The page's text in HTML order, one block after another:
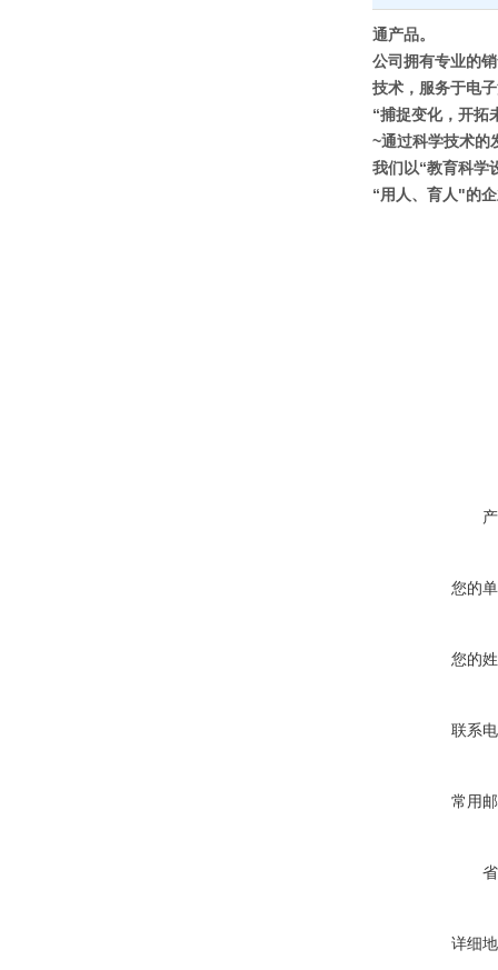
通产品。
公司拥有专业的
技术，服务于电
“捕捉变化，开拓
~通过科学技术的
我们以“教育科学
“用人、育人"的
您的
您的
联系
常用
详细